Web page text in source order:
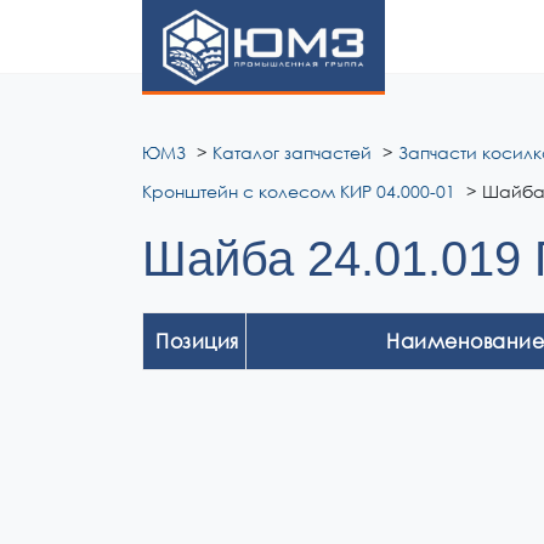
ЮМЗ Каталог запчастей Запчасти
Кронштейн с колесом КИР 04.000-01
Шайба
Шайба 24.01.019
Позиция Наименование